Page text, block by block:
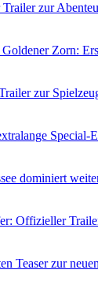
zur
Zorn:
zur
Special-
dominiert
Offizieller
Teaser zur